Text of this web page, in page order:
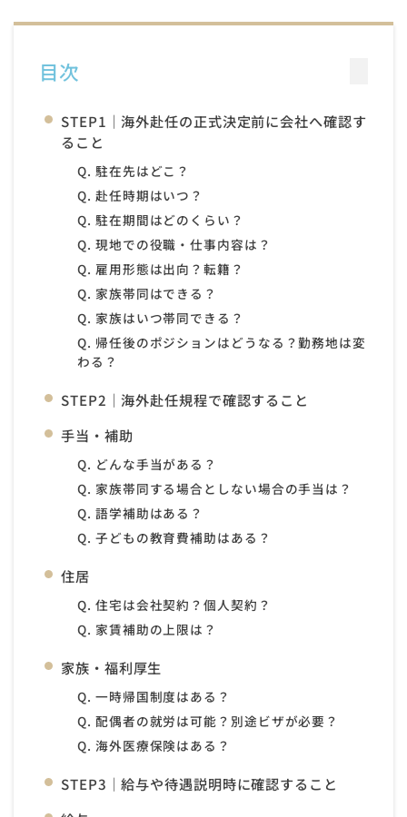
目次
STEP1｜海外赴任の正式決定前に会社へ確認す
ること
Q. 駐在先はどこ？
Q. 赴任時期はいつ？
Q. 駐在期間はどのくらい？
Q. 現地での役職・仕事内容は？
Q. 雇用形態は出向？転籍？
Q. 家族帯同はできる？
Q. 家族はいつ帯同できる？
Q. 帰任後のポジションはどうなる？勤務地は変
わる？
STEP2｜海外赴任規程で確認すること
手当・補助
Q. どんな手当がある？
Q. 家族帯同する場合としない場合の手当は？
Q. 語学補助はある？
Q. 子どもの教育費補助はある？
住居
Q. 住宅は会社契約？個人契約？
Q. 家賃補助の上限は？
家族・福利厚生
Q. 一時帰国制度はある？
Q. 配偶者の就労は可能？別途ビザが必要？
Q. 海外医療保険はある？
STEP3｜給与や待遇説明時に確認すること